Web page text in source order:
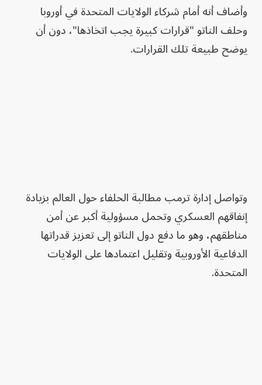
وأضاف أنه أمام شركاء الولايات المتحدة في أوروبا
وحلف الناتو "قرارات كبيرة يجب اتخاذها"، دون أن
يوضح طبيعة تلك القرارات.
وتواصل إدارة ترمب مطالبة الحلفاء حول العالم بزيادة
إنفاقهم العسكري وتحمل مسؤولية أكبر عن أمن
مناطقهم، وهو ما دفع دول الناتو إلى تعزيز قدراتها
الدفاعية الأوروبية وتقليل اعتمادها على الولايات
المتحدة.